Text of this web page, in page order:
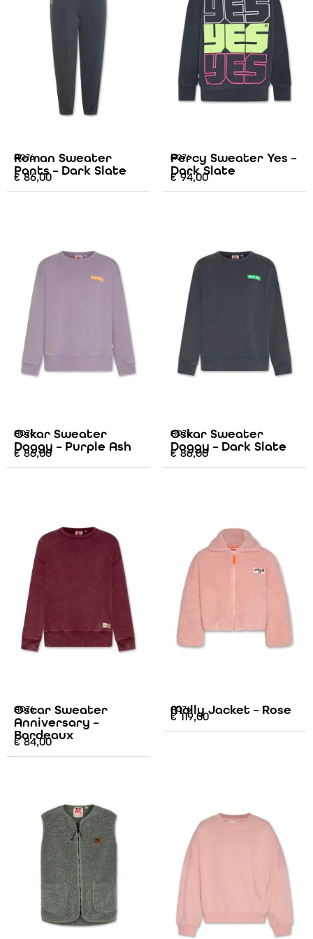
AO76
Roman Sweater
Pants – Dark Slate
€86,00
AO76
Percy Sweater Yes –
Dark Slate
€94,00
AO76
Oskar Sweater
Doggy – Purple Ash
€86,00
AO76
Oskar Sweater
Doggy – Dark Slate
€86,00
AO76
Oscar Sweater
Anniversary –
Bordeaux
€84,00
AO76
Molly Jacket – Rose
€119,00